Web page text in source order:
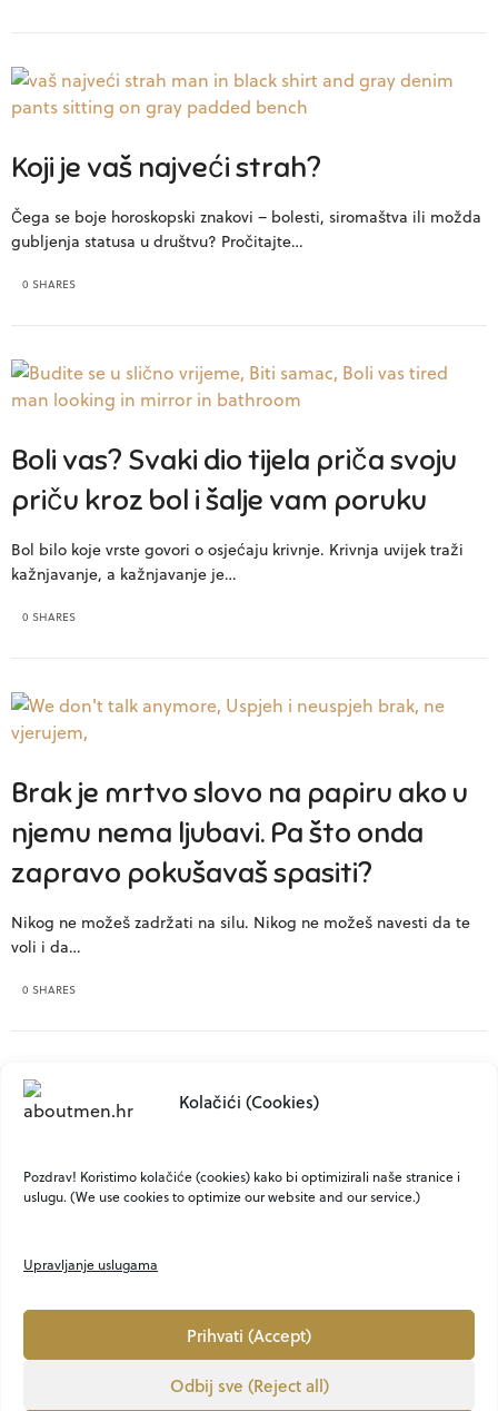
Kolačići (Cookies)
Pozdrav! Koristimo kolačiće (cookies) kako bi optimizirali naše stranice i
uslugu. (We use cookies to optimize our website and our service.)
Upravljanje uslugama
Prihvati (Accept)
Odbij sve (Reject all)
Koji je vaš najveći strah?
Čega se boje horoskopski znakovi – bolesti, siromaštva ili možda
gubljenja statusa u društvu? Pročitajte…
0 SHARES
Boli vas? Svaki dio tijela priča svoju
priču kroz bol i šalje vam poruku
Bol bilo koje vrste govori o osjećaju krivnje. Krivnja uvijek traži
kažnjavanje, a kažnjavanje je…
0 SHARES
Brak je mrtvo slovo na papiru ako u
njemu nema ljubavi. Pa što onda
zapravo pokušavaš spasiti?
Nikog ne možeš zadržati na silu. Nikog ne možeš navesti da te
voli i da…
0 SHARES
povući ručnu?
godina pa sve do umirovljenika, svako…
MARKETING PRIVATNOST